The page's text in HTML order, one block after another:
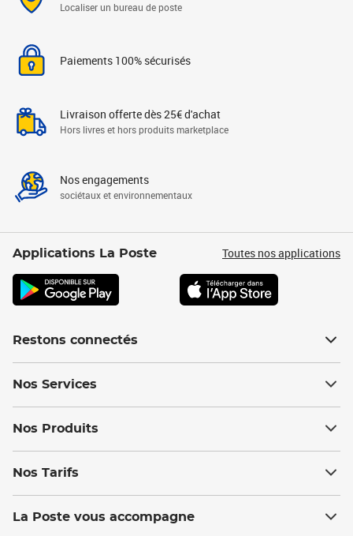
Localiser un bureau de poste
Paiements 100% sécurisés
Livraison offerte dès 25€ d'achat
Hors livres et hors produits marketplace
Nos engagements
sociétaux et environnementaux
Applications La Poste Toutes nos applications
Restons connectés
Nos Services
Nos Produits
Nos Tarifs
La Poste vous accompagne